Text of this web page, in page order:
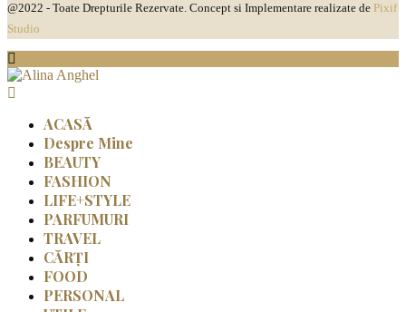
@2022 - Toate Drepturile Rezervate. Concept si Implementare realizate de Pixif
Studio
ACASĂ
Despre Mine
BEAUTY
FASHION
LIFE+STYLE
PARFUMURI
TRAVEL
CĂRȚI
FOOD
PERSONAL